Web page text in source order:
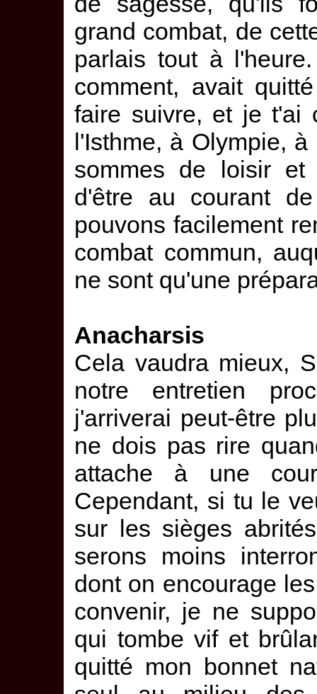
grand combat, de
parlais tout à
comment, avait
faire suivre, et je t'ai
l'Isthme, à Olympie,
sommes de loisir
d'être au courant
pouvons facilement
combat commun,
ne sont qu'une
Anacharsis
Cela vaudra mieux,
notre entretien
j'arriverai peut-être
ne dois pas rire
attache à une
Cependant, si tu le
sur les sièges
serons moins
dont on encourage
convenir, je ne
qui tombe vif et
quitté mon bonnet